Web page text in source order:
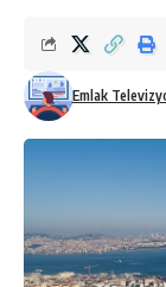
Emlak